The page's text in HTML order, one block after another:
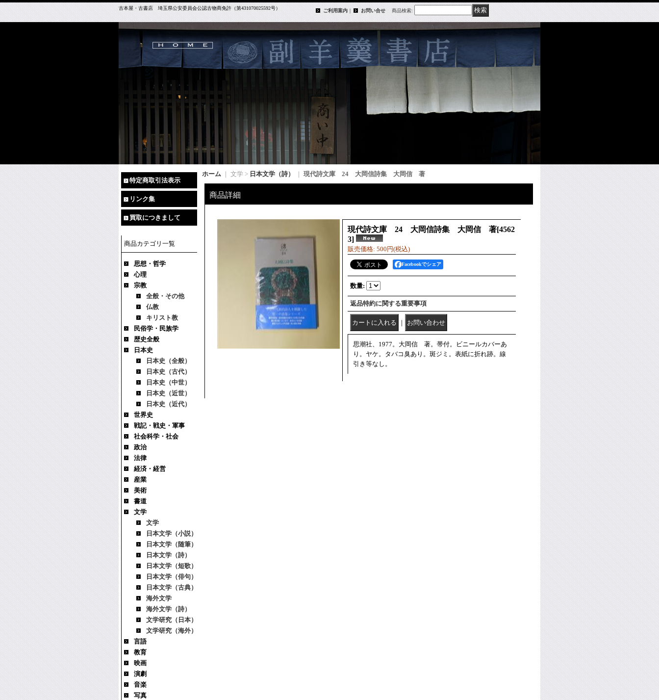
古本屋・古書店 埼玉県公安委員会公認古物商免許（第431070025592号） ご利用案内｜ お問い合せ 商品検索:
特定商取引法表示
リンク集
買取につきまして
商品カテゴリ一覧
思想・哲学
心理
宗教
全般・その他
仏教
キリスト教
民俗学・民族学
歴史全般
日本史
日本史（全般）
日本史（古代）
日本史（中世）
日本史（近世）
日本史（近代）
世界史
戦記・戦史・軍事
社会科学・社会
政治
法律
経済・経営
産業
美術
書道
文学
文学
日本文学（小説）
日本文学（随筆）
日本文学（詩）
日本文学（短歌）
日本文学（俳句）
日本文学（古典）
海外文学
海外文学（詩）
文学研究（日本）
文学研究（海外）
言語
教育
映画
演劇
音楽
写真
ホーム ｜ 文学 > 日本文学（詩） 現代詩文庫 24 大岡信詩集 大岡信 著
商品詳細
現代詩文庫 24 大岡信詩集 大岡信 著[4562
3]
販売価格: 500円(税込)
Facebookでシェア
数量:
返品特約に関する重要事項
｜
思潮社、1977。大岡信 著。帯付。ビニールカバーあ
り。ヤケ。タバコ臭あり。斑ジミ。表紙に折れ跡。線
引き等なし。